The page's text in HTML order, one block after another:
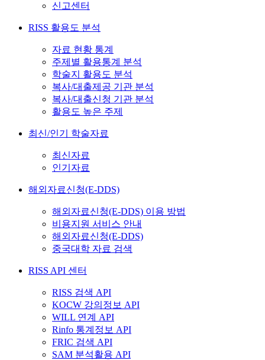
신고센터
RISS 활용도 분석
자료 현황 통계
주제별 활용통계 분석
학술지 활용도 분석
복사/대출제공 기관 분석
복사/대출신청 기관 분석
활용도 높은 주제
최신/인기 학술자료
최신자료
인기자료
해외자료신청(E-DDS)
해외자료신청(E-DDS) 이용 방법
비용지원 서비스 안내
해외자료신청(E-DDS)
중국대학 자료 검색
RISS API 센터
RISS 검색 API
KOCW 강의정보 API
WILL 연계 API
Rinfo 통계정보 API
FRIC 검색 API
SAM 분석활용 API